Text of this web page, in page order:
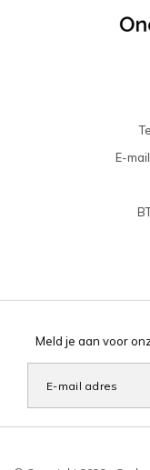
E-mail
Meld je aan voor